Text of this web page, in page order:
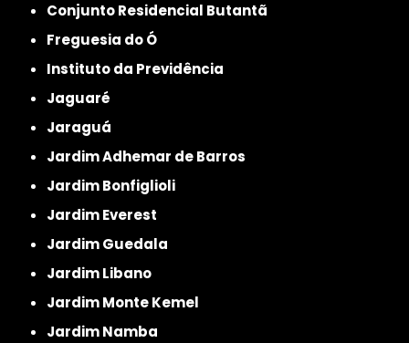
Conjunto Residencial Butantã
Freguesia do Ó
Instituto da Previdência
Jaguaré
Jaraguá
Jardim Adhemar de Barros
Jardim Bonfiglioli
Jardim Everest
Jardim Guedala
Jardim Libano
Jardim Monte Kemel
Jardim Namba